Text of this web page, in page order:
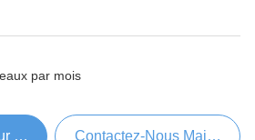
par mois
Prix Contactez-Nous Maintenant